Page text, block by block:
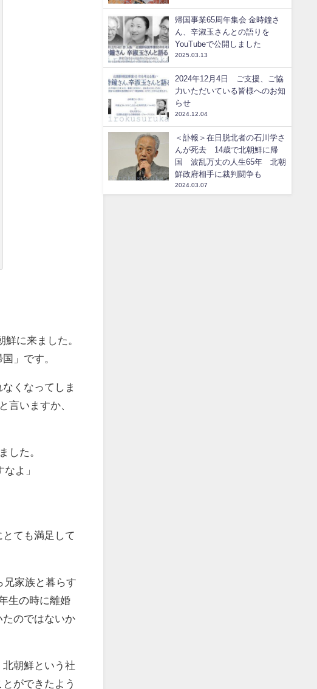
に来ました。
」です。
くなってしま
言いますか、
した。
よ」
ても満足して
兄家族と暮らす
生の時に離婚
たのではないか
朝鮮という社
ができたよう
帰国事業65周年集会 金時鐘さ
ん、辛淑玉さんとの語りを
YouTubeで公開しました
2025.03.13
2024年12月4日 ご支援、ご協
力いただいている皆様へのお知
らせ
2024.12.04
＜訃報＞在日脱北者の石川学さ
んが死去 14歳で北朝鮮に帰
国 波乱万丈の人生65年 北朝
鮮政府相手に裁判闘争も
2024.03.07